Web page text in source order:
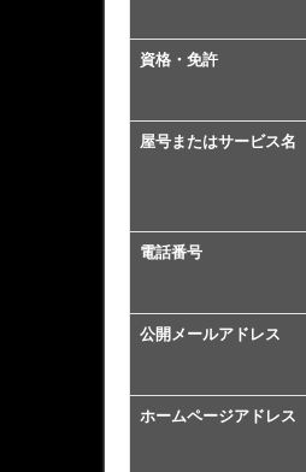
資格・免許
屋号またはサービス名
電話番号
公開メールアドレス
ホームページアドレス